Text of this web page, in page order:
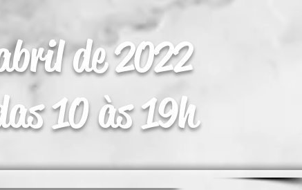
de 2022
10 às 19h